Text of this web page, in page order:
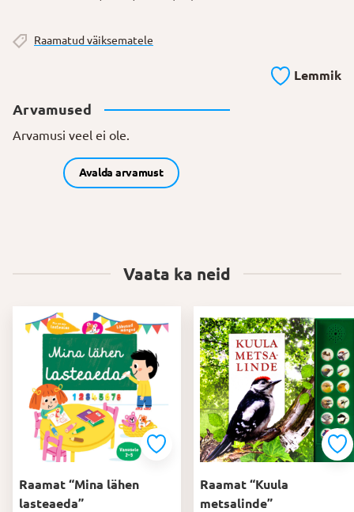
Lemmik
Raamatud väiksematele
Arvamused
Arvamusi veel ei ole.
Avalda arvamust
Vaata ka neid
Raamat “Mina lähen
lasteaeda”
Raamat “Kuula
metsalinde”